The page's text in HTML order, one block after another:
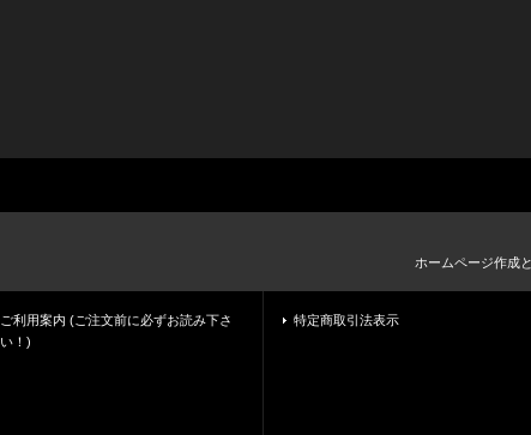
ホームページ作成
ご利用案内 (ご注文前に必ずお読み下さ
い！)
特定商取引法表示